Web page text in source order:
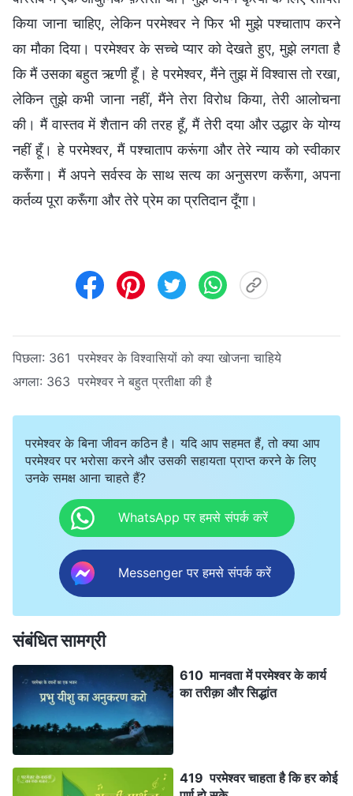
किया जाना चाहिए, लेकिन परमेश्वर ने फिर भी मुझे पश्चाताप करने
का मौका दिया। परमेश्वर के सच्चे प्यार को देखते हुए, मुझे लगता है
कि मैं उसका बहुत ऋणी हूँ। हे परमेश्वर, मैंने तुझ में विश्वास तो रखा,
लेकिन तुझे कभी जाना नहीं, मैंने तेरा विरोध किया, तेरी आलोचना
की। मैं वास्तव में शैतान की तरह हूँ, मैं तेरी दया और उद्धार के योग्य
नहीं हूँ। हे परमेश्वर, मैं पश्चाताप करूंगा और तेरे न्याय को स्वीकार
करूँगा। मैं अपने सर्वस्व के साथ सत्य का अनुसरण करूँगा, अपना
कर्तव्य पूरा करूँगा और तेरे प्रेम का प्रतिदान दूँगा।
पिछला: 361 परमेश्वर के विश्वासियों को क्या खोजना चाहिये
अगला: 363 परमेश्वर ने बहुत प्रतीक्षा की है
परमेश्वर के बिना जीवन कठिन है। यदि आप सहमत हैं, तो क्या आप
परमेश्वर पर भरोसा करने और उसकी सहायता प्राप्त करने के लिए
उनके समक्ष आना चाहते हैं?
WhatsApp पर हमसे संपर्क करें
Messenger पर हमसे संपर्क करें
संबंधित सामग्री
610 मानवता में परमेश्वर के कार्य
का तरीक़ा और सिद्धांत
419 परमेश्वर चाहता है कि हर कोई